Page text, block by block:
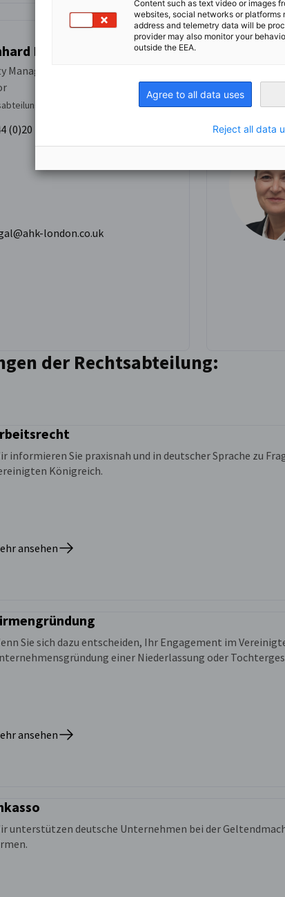
Löffler
Manager Legal Services / Legal
(0)20 7976 4144
london.co.uk
der Rechtsabteilung:
informieren Sie praxisnah und in deutscher Sprache zu
Königreich.
ansehen
Sie sich dazu entscheiden, Ihr Engagement im
einer Niederlassung oder
ansehen
unterstützen deutsche Unternehmen bei der
Content such as text video or images
websites, social networks or platforms
address and telemetry data will be
provider may also monitor your
outside the EEA.
Agree to all data uses
Reject all data